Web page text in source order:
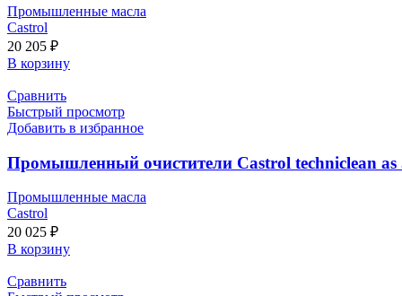
Промышленные масла
Castrol
20 205 ₽
В корзину
Сравнить
Быстрый просмотр
Добавить в избранное
Промышленный очистители Castrol techniclean as
Промышленные масла
Castrol
20 025 ₽
В корзину
Сравнить